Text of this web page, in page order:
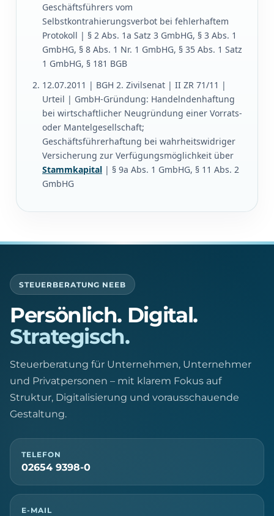
Geschäftsführers vom
Selbstkontrahierungsverbot bei fehlerhaftem
Protokoll | § 2 Abs. 1a Satz 3 GmbHG, § 3 Abs. 1
GmbHG, § 8 Abs. 1 Nr. 1 GmbHG, § 35 Abs. 1 Satz
1 GmbHG, § 181 BGB
12.07.2011 | BGH 2. Zivilsenat | II ZR 71/11 |
Urteil | GmbH-Gründung: Handelndenhaftung
bei wirtschaftlicher Neugründung einer Vorrats-
oder Mantelgesellschaft;
Geschäftsführerhaftung bei wahrheitswidriger
Versicherung zur Verfügungsmöglichkeit über
Stammkapital | § 9a Abs. 1 GmbHG, § 11 Abs. 2
GmbHG
STEUERBERATUNG NEEB
Persönlich. Digital.
Strategisch.
Steuerberatung für Unternehmen, Unternehmer
und Privatpersonen – mit klarem Fokus auf
Struktur, Digitalisierung und vorausschauende
Gestaltung.
TELEFON
02654 9398-0
E-MAIL